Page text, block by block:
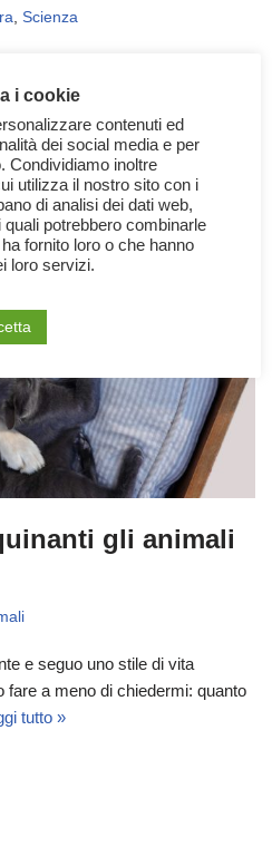
, Scienza
influendo su di esso, ne
Il cambiamento…Leggi tutto »
gli animali
e seguo uno stile di vita
fare a meno di chiedermi: quanto
tutto »
i cookie
contenuti ed
dei social media e per
Condividiamo inoltre
utilizza il nostro sito con i
di analisi dei dati web,
potrebbero combinarle
fornito loro o che hanno
loro servizi.